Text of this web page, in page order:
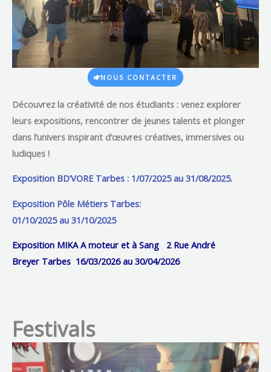
NOUS CONTACTER
Découvrez la créativité de nos étudiants : venez explorer
leurs expositions, rencontrer de jeunes talents et plonger
dans l’univers inspirant d’œuvres créatives, immersives ou
ludiques !
Exposition BD’VORE Tarbes : 1/07/2025 au 31/08/2025.
Exposition Pôle Métiers Tarbes:
01/10/2025 au 31/10/2025
Exposition MIKA A moteur et à Sang 2 Rue André
Breyer Tarbes 16/03/2026 au 30/04/2026
Festivals